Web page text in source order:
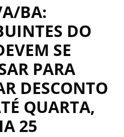
BA:
DO
SE
PARA
DESCONTO
QUARTA,
25